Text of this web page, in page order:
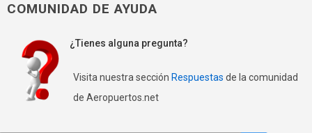
COMUNIDAD DE AYUDA
¿Tienes alguna pregunta?
Visita nuestra sección Respuestas de la comunidad
de Aeropuertos.net